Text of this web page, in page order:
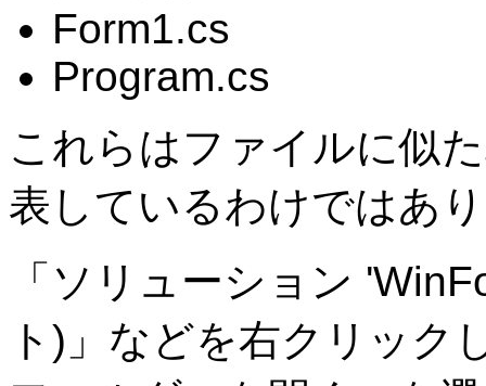
Form1.cs
Program.cs
これらはファイルに似
表しているわけではあ
「ソリューション
ト)」などを右クリック